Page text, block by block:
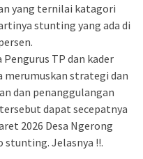
yang ternilai katagori
stunting yang ada di
TP dan kader
merumuskan strategi dan
dan penanggulangan
dapat secepatnya
2026 Desa Ngerong
stunting. Jelasnya !!.